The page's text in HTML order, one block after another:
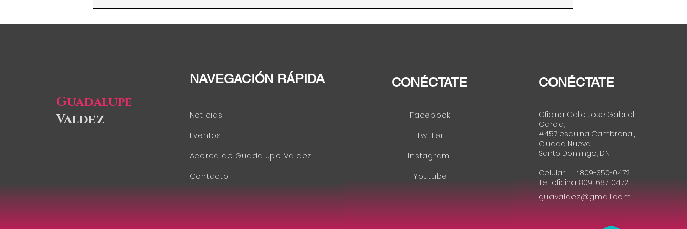
Alimentación en lo más alto
Guadalupe
Valdez
NAVEGACIÓN RÁPIDA
Noticias
Eventos
Acerca de Guadalupe Valdez
Contacto
CONÉCTATE
Facebook
Twitter
Instagram
Youtube
CONÉCTATE
Oficina: Calle Jose Gabriel
Garcia,
#457 esquina Cambronal,
Ciudad Nueva
Santo Domingo, D.N.
Celular : 809-350-0472
Tel. oficina: 809-687-0472
guavaldez@gmail.com